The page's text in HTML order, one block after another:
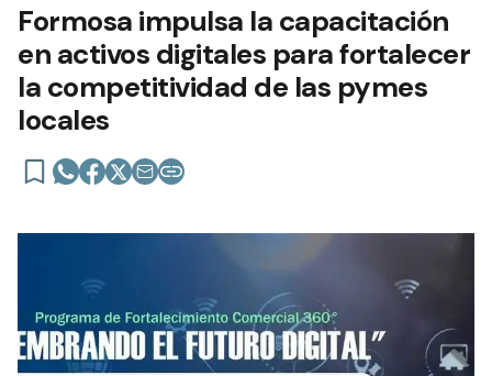
Formosa impulsa la capacitación
en activos digitales para fortalecer
la competitividad de las pymes
locales